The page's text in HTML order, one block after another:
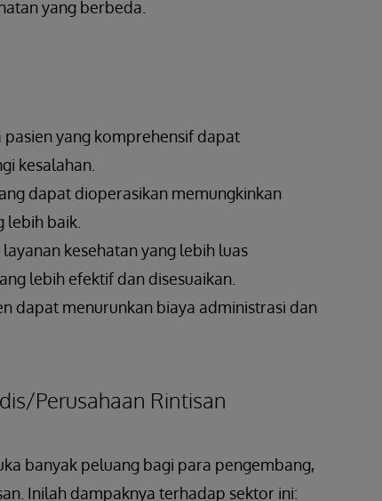
yang berbeda.
pasien yang komprehensif dapat
kesalahan.
dapat dioperasikan memungkinkan
lebih baik.
layanan kesehatan yang lebih luas
lebih efektif dan disesuaikan.
dapat menurunkan biaya administrasi dan
Perusahaan Rintisan
banyak peluang bagi para pengembang,
Inilah dampaknya terhadap sektor ini: